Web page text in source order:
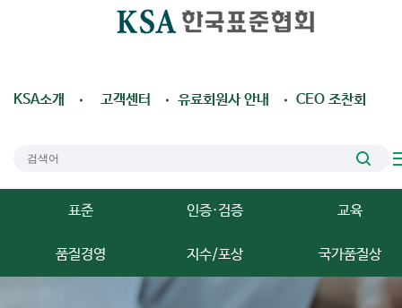
KSA소개 고객센터 유료회원사 안내 CEO 조찬회
표준 인증·검증 교육
품질경영 지수/포상 국가품질상